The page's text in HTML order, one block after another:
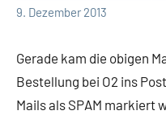
9. Dezember 2013
Thomas
2
Gerade kam die obigen
Bestellung bei O2 ins
Mails als SPAM markiert